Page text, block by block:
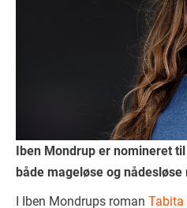
Iben Mondrup er nomineret
både mageløse og nådesløse
I Iben Mondrups roman Tabita